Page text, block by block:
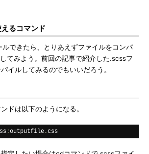
るコマンド
できたら、とりあえずファイルをコンパ
てみよう。前回の記事で紹介した.scssフ
イルしてみるのでもいいだろう。
ドは以下のようになる。
:outputfile .css